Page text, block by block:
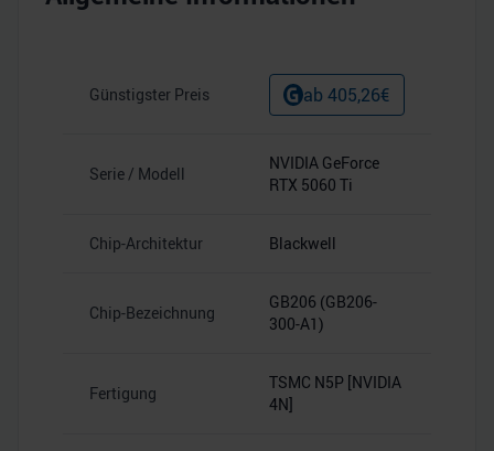
Günstigster Preis ab 405,26€
Serie / Modell
NVIDIA GeForce
RTX 5060 Ti
Chip-Architektur Blackwell
Chip-Bezeichnung
GB206 (GB206-
300-A1)
Fertigung
TSMC N5P [NVIDIA
4N]